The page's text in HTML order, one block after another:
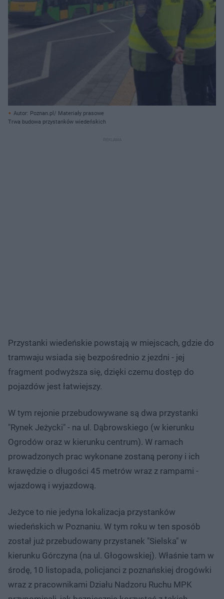
Autor: Poznan.pl/ Materiały prasowe
Trwa budowa przystanków wiedeńskich
Przystanki wiedeńskie powstają w miejscach, gdzie do
tramwaju wsiada się bezpośrednio z jezdni - jej
fragment podwyższa się, dzięki czemu dostęp do
pojazdów jest łatwiejszy.
W tym rejonie przebudowywane są dwa przystanki
"Rynek Jeżycki" - na ul. Dąbrowskiego (w kierunku
Ogrodów oraz w kierunku centrum). W ramach
prowadzonych prac wykonane zostaną perony i ich
krawędzie o długości 45 metrów wraz z rampami -
wjazdową i wyjazdową.
Jeżyce to nie jedyna lokalizacja przystanków
wiedeńskich w Poznaniu. W tym roku w ten sposób
został już przebudowany przystanek "Sielska" w
kierunku Górczyna (na ul. Głogowskiej). Właśnie tam w
środę, 10 listopada, policjanci z poznańskiej drogówki
wraz z pracownikami Działu Nadzoru Ruchu MPK